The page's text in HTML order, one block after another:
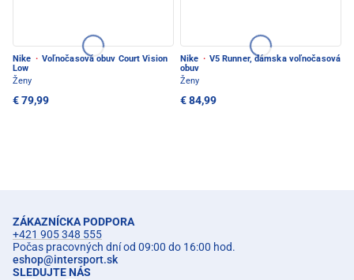
Nike · Voľnočasová obuv Court Vision
Low
Ženy
€ 79,99
Nike · V5 Runner, dámska voľnočasová
obuv
Ženy
€ 84,99
ZÁKAZNÍCKA PODPORA
+421 905 348 555
Počas pracovných dní od 09:00 do 16:00 hod.
eshop@intersport.sk
SLEDUJTE NÁS